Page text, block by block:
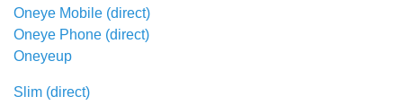
Oneye Mobile (direct)
Oneye Phone (direct)
Oneyeup
Slim (direct)